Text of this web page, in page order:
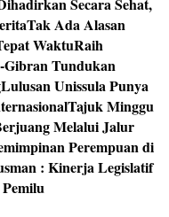
Tak Ada Alasan
WaktuRaih
Gibran Tundukan
Lulusan Unissula Punya
Tajuk Minggu
Melalui Jalur
Perempuan di
: Kinerja Legislatif